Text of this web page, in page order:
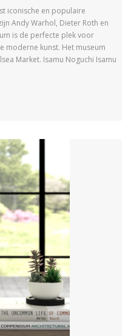
iconische en populaire
Andy Warhol, Dieter Roth en
is de perfecte plek voor
moderne kunst. Het museum
Market. Isamu Noguchi Isamu